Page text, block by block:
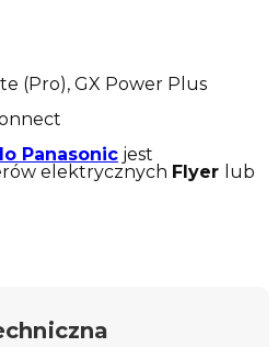
(Pro), GX Power Plus
Panasonic jest
elektrycznych Flyer lub